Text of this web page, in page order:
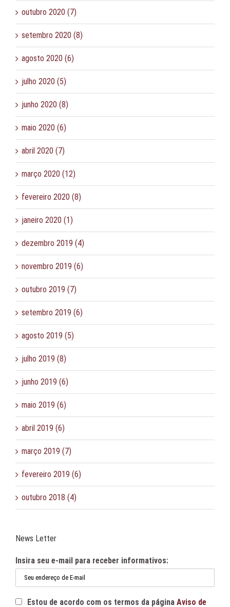
outubro 2020 (7)
setembro 2020 (8)
agosto 2020 (6)
julho 2020 (5)
junho 2020 (8)
maio 2020 (6)
abril 2020 (7)
março 2020 (12)
fevereiro 2020 (8)
janeiro 2020 (1)
dezembro 2019 (4)
novembro 2019 (6)
outubro 2019 (7)
setembro 2019 (6)
agosto 2019 (5)
julho 2019 (8)
junho 2019 (6)
maio 2019 (6)
abril 2019 (6)
março 2019 (7)
fevereiro 2019 (6)
outubro 2018 (4)
News Letter
Insira seu e-mail para receber informativos:
Estou de acordo com os termos da página Aviso de